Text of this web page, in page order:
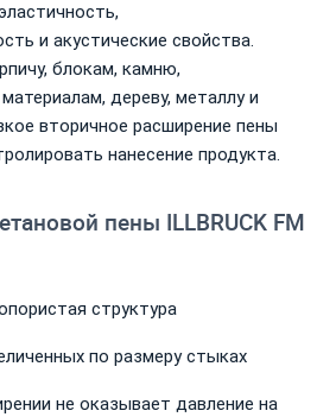
и акустические свойства.
блокам, камню,
дереву, металлу и
вторичное расширение пены
нанесение продукта.
пены ILLBRUCK FM
структура
по размеру стыках
не оказывает давление на